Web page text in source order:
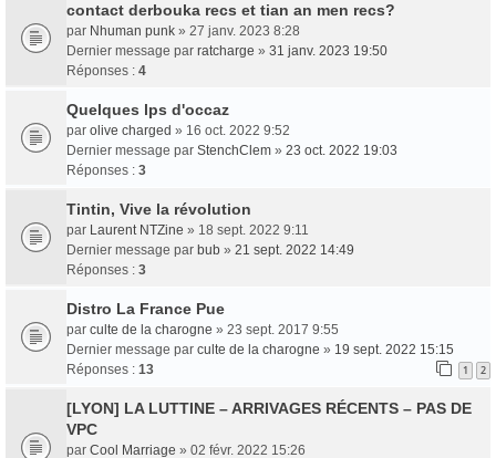
contact derbouka recs et tian an men recs?
par Nhuman punk » 27 janv. 2023 8:28
Dernier message par ratcharge » 31 janv. 2023 19:50
Réponses : 4
Quelques lps d'occaz
par olive charged » 16 oct. 2022 9:52
Dernier message par StenchClem » 23 oct. 2022 19:03
Réponses : 3
Tintin, Vive la révolution
par Laurent NTZine » 18 sept. 2022 9:11
Dernier message par bub » 21 sept. 2022 14:49
Réponses : 3
Distro La France Pue
par culte de la charogne » 23 sept. 2017 9:55
Dernier message par culte de la charogne » 19 sept. 2022 15:15
Réponses : 13 1 2
[LYON] LA LUTTINE – ARRIVAGES RÉCENTS – PAS DE
VPC
par Cool Marriage » 02 févr. 2022 15:26